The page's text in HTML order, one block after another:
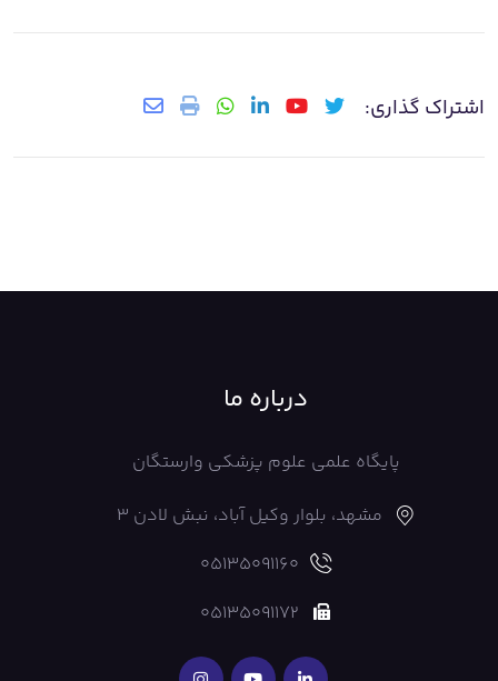
اشتراک گذاری:
درباره ما
پایگاه علمی علوم پزشکی وارستگان
مشهد، بلوار وکیل آباد، نبش لادن 3
05135091160
05135091172